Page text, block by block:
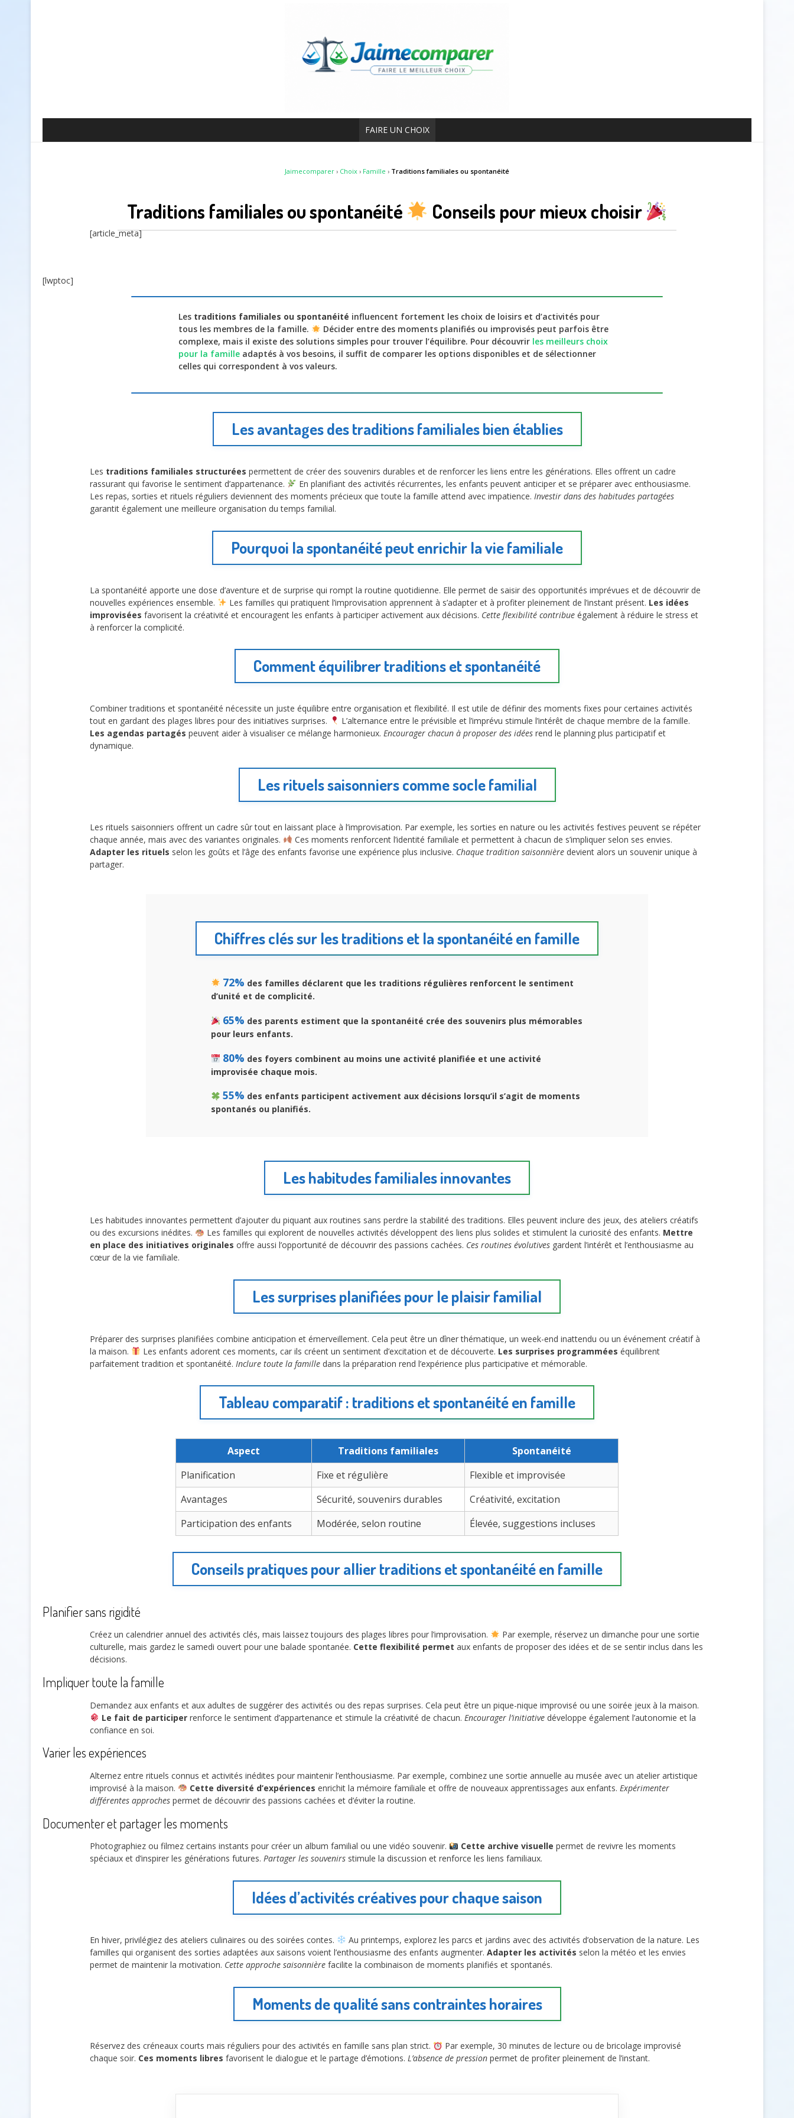
FAIRE UN CHOIX
Jaimecomparer › Choix › Famille › Traditions familiales ou spontanéité
Traditions familiales ou spontanéité Conseils pour mieux choisir
[article_meta]
[lwptoc]
Les traditions familiales ou spontanéité influencent fortement les choix de loisirs et d’activités pour
tous les membres de la famille.
Décider entre des moments planifiés ou improvisés peut parfois être
complexe, mais il existe des solutions simples pour trouver l’équilibre. Pour découvrir les meilleurs choix
pour la famille adaptés à vos besoins, il suffit de comparer les options disponibles et de sélectionner
celles qui correspondent à vos valeurs.
Les avantages des traditions familiales bien établies
Les traditions familiales structurées permettent de créer des souvenirs durables et de renforcer les liens entre les générations. Elles offrent un cadre
rassurant qui favorise le sentiment d’appartenance.
En planifiant des activités récurrentes, les enfants peuvent anticiper et se préparer avec enthousiasme.
Les repas, sorties et rituels réguliers deviennent des moments précieux que toute la famille attend avec impatience. Investir dans des habitudes partagées
garantit également une meilleure organisation du temps familial.
Pourquoi la spontanéité peut enrichir la vie familiale
La spontanéité apporte une dose d’aventure et de surprise qui rompt la routine quotidienne. Elle permet de saisir des opportunités imprévues et de découvrir de
nouvelles expériences ensemble.
Les familles qui pratiquent l’improvisation apprennent à s’adapter et à profiter pleinement de l’instant présent. Les idées
improvisées favorisent la créativité et encouragent les enfants à participer activement aux décisions. Cette flexibilité contribue également à réduire le stress et
à renforcer la complicité.
Comment équilibrer traditions et spontanéité
Combiner traditions et spontanéité nécessite un juste équilibre entre organisation et flexibilité. Il est utile de définir des moments fixes pour certaines activités
tout en gardant des plages libres pour des initiatives surprises.
L’alternance entre le prévisible et l’imprévu stimule l’intérêt de chaque membre de la famille.
Les agendas partagés peuvent aider à visualiser ce mélange harmonieux. Encourager chacun à proposer des idées rend le planning plus participatif et
dynamique.
Les rituels saisonniers comme socle familial
Les rituels saisonniers offrent un cadre sûr tout en laissant place à l’improvisation. Par exemple, les sorties en nature ou les activités festives peuvent se répéter
chaque année, mais avec des variantes originales.
Ces moments renforcent l’identité familiale et permettent à chacun de s’impliquer selon ses envies.
Adapter les rituels selon les goûts et l’âge des enfants favorise une expérience plus inclusive. Chaque tradition saisonnière devient alors un souvenir unique à
partager.
Chiffres clés sur les traditions et la spontanéité en famille
72% des familles déclarent que les traditions régulières renforcent le sentiment
d’unité et de complicité.
65% des parents estiment que la spontanéité crée des souvenirs plus mémorables
pour leurs enfants.
80% des foyers combinent au moins une activité planifiée et une activité
improvisée chaque mois.
55% des enfants participent activement aux décisions lorsqu’il s’agit de moments
spontanés ou planifiés.
Les habitudes familiales innovantes
Les habitudes innovantes permettent d’ajouter du piquant aux routines sans perdre la stabilité des traditions. Elles peuvent inclure des jeux, des ateliers créatifs
ou des excursions inédites.
Les familles qui explorent de nouvelles activités développent des liens plus solides et stimulent la curiosité des enfants. Mettre
en place des initiatives originales offre aussi l’opportunité de découvrir des passions cachées. Ces routines évolutives gardent l’intérêt et l’enthousiasme au
cœur de la vie familiale.
Les surprises planifiées pour le plaisir familial
Préparer des surprises planifiées combine anticipation et émerveillement. Cela peut être un dîner thématique, un week-end inattendu ou un événement créatif à
la maison.
Les enfants adorent ces moments, car ils créent un sentiment d’excitation et de découverte. Les surprises programmées équilibrent
parfaitement tradition et spontanéité. Inclure toute la famille dans la préparation rend l’expérience plus participative et mémorable.
Tableau comparatif : traditions et spontanéité en famille
Aspect Traditions familiales
Spontanéité
Planification
Fixe et régulière
Flexible et improvisée
Avantages
Sécurité, souvenirs durables
Créativité, excitation
Participation des enfants
Modérée, selon routine Élevée, suggestions incluses
Conseils pratiques pour allier traditions et spontanéité en famille
Planifier sans rigidité
Créez un calendrier annuel des activités clés, mais laissez toujours des plages libres pour l’improvisation.
Par exemple, réservez un dimanche pour une sortie
culturelle, mais gardez le samedi ouvert pour une balade spontanée. Cette flexibilité permet aux enfants de proposer des idées et de se sentir inclus dans les
décisions.
Impliquer toute la famille
Demandez aux enfants et aux adultes de suggérer des activités ou des repas surprises. Cela peut être un pique-nique improvisé ou une soirée jeux à la maison.
Le fait de participerrenforce le sentiment d’appartenance et stimule la créativité de chacun. Encourager l’initiativedéveloppe également l’autonomie et la
confiance en soi.
Varier les expériences
Alternez entre rituels connus et activités inédites pour maintenir l’enthousiasme. Par exemple, combinez une sortie annuelle au musée avec un atelier artistique
improvisé à la maison.
Cette diversité d’expériences enrichit la mémoire familiale et offre de nouveaux apprentissages aux enfants. Expérimenter
différentes approches permet de découvrir des passions cachées et d’éviter la routine.
Documenter et partager les moments
Photographiez ou filmez certains instants pour créer un album familial ou une vidéo souvenir. Cette archive visuelle permet de revivre les moments
spéciaux et d’inspirer les générations futures. Partager les souvenirs stimule la discussion et renforce les liens familiaux.
Idées d’activités créatives pour chaque saison
En hiver, privilégiez des ateliers culinaires ou des soirées contes.
Au printemps, explorez les parcs et jardins avec des activités d’observation de la nature. Les
familles qui organisent des sorties adaptées aux saisons voient l’enthousiasme des enfants augmenter. Adapter les activités selon la météo et les envies
permet de maintenir la motivation. Cette approche saisonnière facilite la combinaison de moments planifiés et spontanés.
Moments de qualité sans contraintes horaires
Réservez des créneaux courts mais réguliers pour des activités en famille sans plan strict.
Par exemple, 30 minutes de lecture ou de bricolage improvisé
chaque soir. Ces moments libres favorisent le dialogue et le partage d’émotions. L’absence de pression permet de profiter pleinement de l’instant.